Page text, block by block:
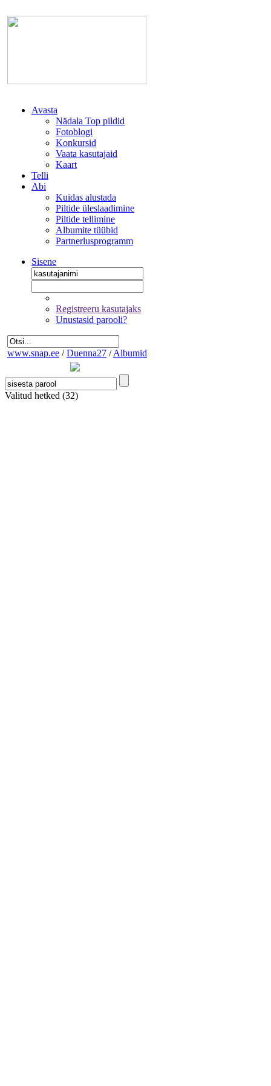
Avasta
Nädala Top pildid
Fotoblogi
Konkursid
Vaata kasutajaid
Kaart
Telli
Abi
Kuidas alustada
Piltide üleslaadimine
Piltide tellimine
Albumite tüübid
Partnerlusprogramm
Sisene
Registreeru kasutajaks
Unustasid parooli?
www.snap.ee / Duenna27 / Albumid
Valitud hetked (32)